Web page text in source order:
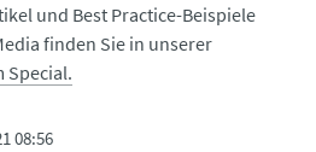
und Best Practice-Beispiele
finden Sie in unserer
Special.
08:56